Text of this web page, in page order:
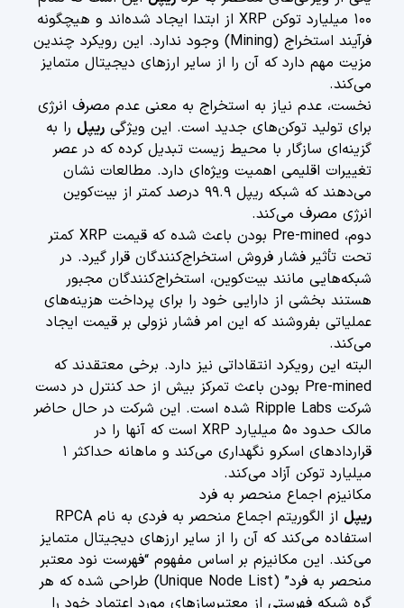
۱۰۰ میلیارد توکن XRP از ابتدا ایجاد شده‌اند و هیچگونه
فرآیند استخراج (Mining) وجود ندارد. این رویکرد چندین
مزیت مهم دارد که آن را از سایر ارزهای دیجیتال متمایز
می‌کند.
نخست، عدم نیاز به استخراج به معنی عدم مصرف انرژی
برای تولید توکن‌های جدید است. این ویژگی ریپل را به
گزینه‌ای سازگار با محیط زیست تبدیل کرده که در عصر
تغییرات اقلیمی اهمیت ویژه‌ای دارد. مطالعات نشان
می‌دهند که شبکه ریپل ۹۹.۹ درصد کمتر از بیت‌کوین
انرژی مصرف می‌کند.
دوم، Pre-mined بودن باعث شده که قیمت XRP کمتر
تحت تأثیر فشار فروش استخراج‌کنندگان قرار گیرد. در
شبکه‌هایی مانند بیت‌کوین، استخراج‌کنندگان مجبور
هستند بخشی از دارایی خود را برای پرداخت هزینه‌های
عملیاتی بفروشند که این امر فشار نزولی بر قیمت ایجاد
می‌کند.
البته این رویکرد انتقاداتی نیز دارد. برخی معتقدند که
Pre-mined بودن باعث تمرکز بیش از حد کنترل در دست
شرکت Ripple Labs شده است. این شرکت در حال حاضر
مالک حدود ۵۰ میلیارد XRP است که آنها را در
قراردادهای اسکرو نگهداری می‌کند و ماهانه حداکثر ۱
میلیارد توکن آزاد می‌کند.
مکانیزم اجماع منحصر به فرد
ریپل
از الگوریتم اجماع منحصر به فردی به نام RPCA
استفاده می‌کند که آن را از سایر ارزهای دیجیتال متمایز
می‌کند. این مکانیزم بر اساس مفهوم “فهرست نود معتبر
منحصر به فرد” (Unique Node List) طراحی شده که هر
گره شبکه فهرستی از معتبرسازهای مورد اعتماد خود را